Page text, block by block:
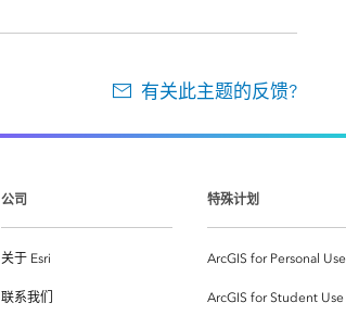
有关此主题的反馈?
公司
关于 Esri
联系我们
特殊计划
ArcGIS for Personal Use
ArcGIS for Student Use